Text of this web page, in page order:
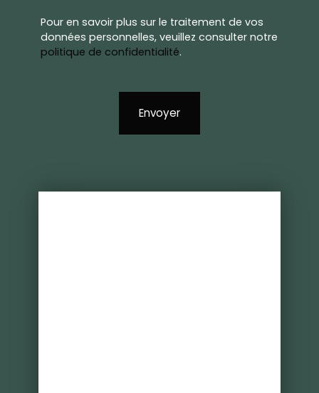
Pour en savoir plus sur le traitement de vos
données personnelles, veuillez consulter notre
politique de confidentialité.
Envoyer